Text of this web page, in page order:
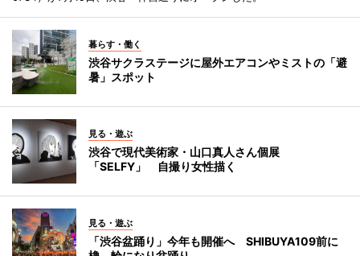
暮らす・働く
渋谷サクラステージに屋外エアコンやミストの「避
暑」スポット
見る・遊ぶ
渋谷で現代美術家・山口真人さん個展
「SELFY」 自撮り女性描く
見る・遊ぶ
「渋谷盆踊り」今年も開催へ SHIBUYA109前に